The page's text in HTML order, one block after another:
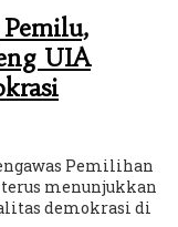
UIA
Pemilihan
menunjukkan
demokrasi di